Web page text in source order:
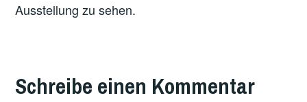
Ausstellung zu sehen.
FEATURED
Schreibe einen Kommentar